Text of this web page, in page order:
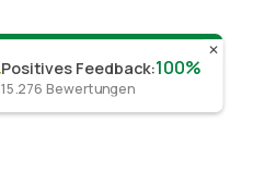
✕
Positives Feedback:100%
15.276 Bewertungen